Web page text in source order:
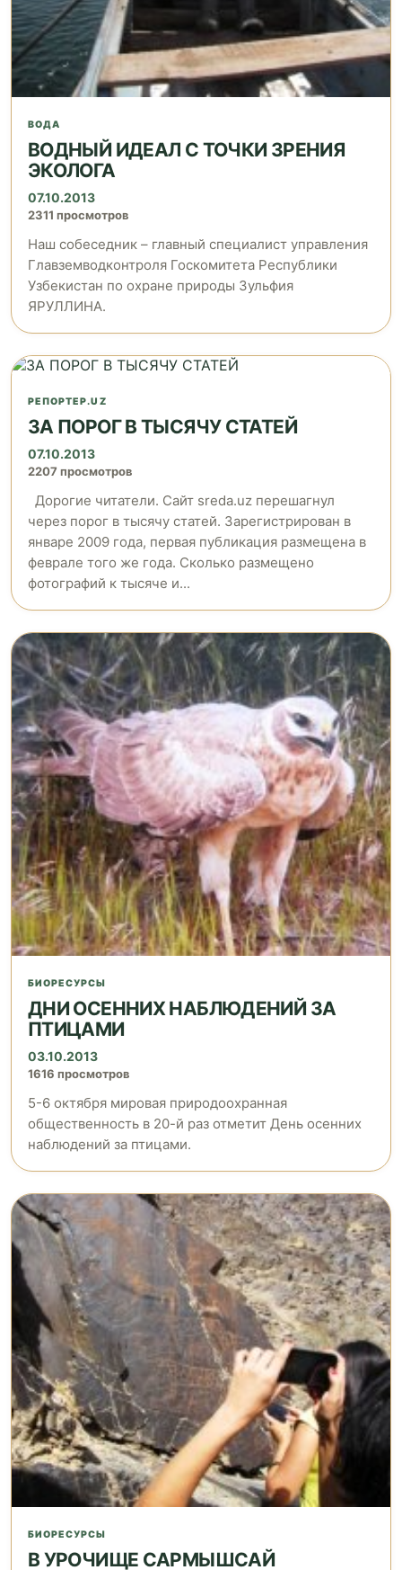
ВОДА
ВОДНЫЙ ИДЕАЛ С ТОЧКИ ЗРЕНИЯ
ЭКОЛОГА
07.10.2013
2311 просмотров
Наш собеседник – главный специалист управления
Главземводконтроля Госкомитета Республики
Узбекистан по охране природы Зульфия
ЯРУЛЛИНА.
РЕПОРТЕР.UZ
ЗА ПОРОГ В ТЫСЯЧУ СТАТЕЙ
07.10.2013
2207 просмотров
Дорогие читатели. Сайт sreda.uz перешагнул
через порог в тысячу статей. Зарегистрирован в
январе 2009 года, первая публикация размещена в
феврале того же года. Сколько размещено
фотографий к тысяче и...
БИОРЕСУРСЫ
ДНИ ОСЕННИХ НАБЛЮДЕНИЙ ЗА
ПТИЦАМИ
03.10.2013
1616 просмотров
5-6 октября мировая природоохранная
общественность в 20-й раз отметит День осенних
наблюдений за птицами.
БИОРЕСУРСЫ
В УРОЧИЩЕ САРМЫШСАЙ